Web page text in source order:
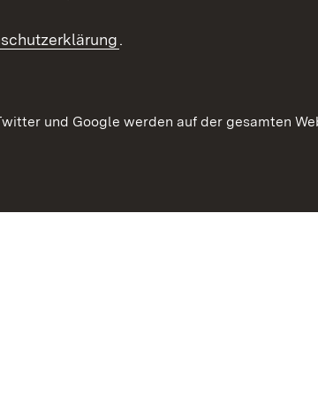
.
und Google werden auf der gesamten